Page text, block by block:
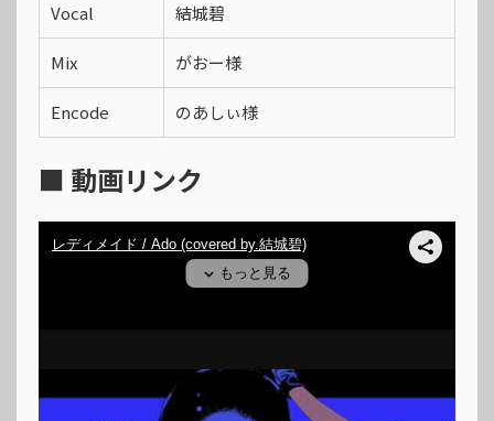
Vocal 結城碧
Mix がおー様
Encode のあしぃ様
■ 動画リンク